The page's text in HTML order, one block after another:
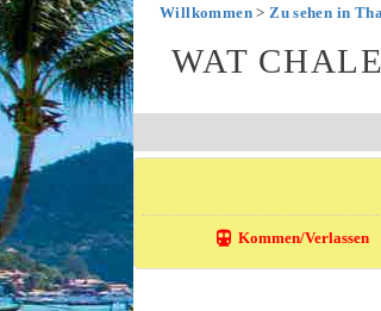
Willkommen>Zu sehen in
WAT
directions_transit Kommen/Verlassen